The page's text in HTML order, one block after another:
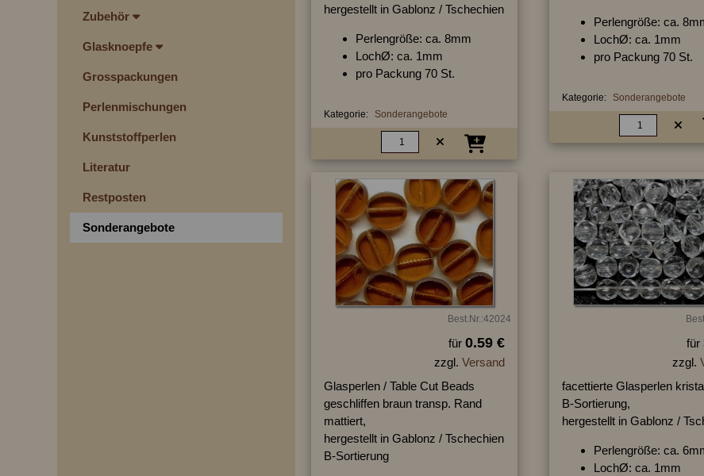
Zubehör
Glasknoepfe
Grosspackungen
Perlenmischungen
Kunststoffperlen
Literatur
Restposten
Sonderangebote
hergestellt in Gablonz / Tschechien
Perlengröße: ca. 8mm
LochØ: ca. 1mm
pro Packung 70 St.
Kategorie: Sonderangebote
Perlengröße: ca.
LochØ: ca. 1mm
pro Packung 70 St.
Kategorie: Sonderangebote
Best.Nr.:42024
für 0.59 €
zzgl. Versand
Glasperlen / Table Cut Beads
geschliffen braun transp. Rand
mattiert,
hergestellt in Gablonz / Tschechien
B-Sortierung
für
zzgl.
facettierte Glasperlen
B-Sortierung,
hergestellt in Gablonz /
Perlengröße: ca.
LochØ: ca. 1mm